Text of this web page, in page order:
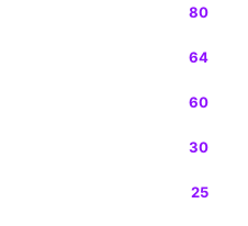
80
64
60
30
25